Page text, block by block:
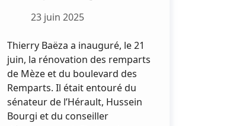
23 juin 2025
Thierry Baëza a inauguré, le 21
juin, la rénovation des remparts
de Mèze et du boulevard des
Remparts. Il était entouré du
sénateur de l’Hérault, Hussein
Bourgi et du conseiller